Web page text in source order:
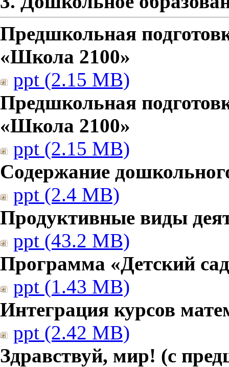
Предшкольная
«Школа 2100»
ppt (2.15 MB)
Предшкольная
«Школа 2100»
ppt (2.15 MB)
Содержание
ppt (2.4 MB)
Продуктивные виды
ppt (43.2 MB)
Программа «Детский
ppt (1.43 MB)
Интеграция курсов
ppt (2.42 MB)
Здравствуй, мир! (с